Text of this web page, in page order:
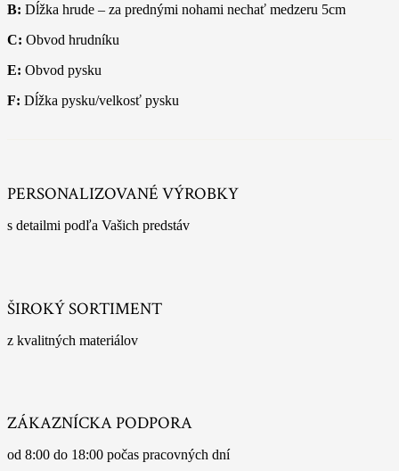
B: Dĺžka hrude – za prednými nohami nechať medzeru 5cm
C: Obvod hrudníku
E: Obvod pysku
F: Dĺžka pysku/velkosť pysku
PERSONALIZOVANÉ VÝROBKY
s detailmi podľa Vašich predstáv
ŠIROKÝ SORTIMENT
z kvalitných materiálov
ZÁKAZNÍCKA PODPORA
od 8:00 do 18:00 počas pracovných dní